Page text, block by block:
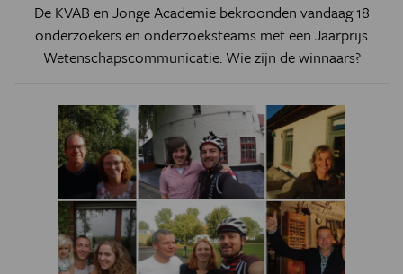
De KVAB en Jonge Academie bekroonden vandaag 18
onderzoekers en onderzoeksteams met een Jaarprijs
Wetenschapscommunicatie. Wie zijn de winnaars?